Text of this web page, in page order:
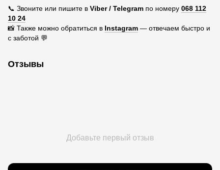
📞 Звоните или пишите в Viber / Telegram по номеру 068 112
10 24
📸 Также можно обратиться в Instagram — отвечаем быстро и
с заботой 💬
Отзывы
Добавьте первый отзыв